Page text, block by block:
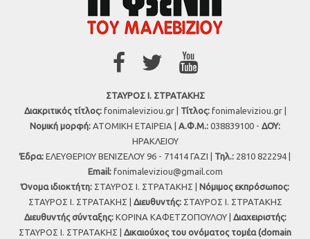
ΣΤΑΥΡΟΣ Ι. ΣΤΡΑΤΑΚΗΣ
Διακριτικός τίτλος:fonimaleviziou.gr | Τίτλος:fonimaleviziou.gr |
Νομική μορφή: ΑΤΟΜΙΚΗ ΕΤΑΙΡΕΙΑ | Α.Φ.Μ.: 038839100 - ΔΟΥ:
ΗΡΑΚΛΕΙΟΥ
Έδρα: ΕΛΕΥΘΕΡΙΟΥ ΒΕΝΙΖΕΛΟΥ 96 - 71414 ΓΑΖΙ | Τηλ.: 2810 822294 |
Εmail: fonimaleviziou@gmail.com
Όνομα ιδιοκτήτη: ΣΤΑΥΡΟΣ Ι. ΣΤΡΑΤΑΚΗΣ | Νόμιμος εκπρόσωπος:
ΣΤΑΥΡΟΣ Ι. ΣΤΡΑΤΑΚΗΣ | Διευθυντής:ΣΤΑΥΡΟΣ Ι. ΣΤΡΑΤΑΚΗΣ
Διευθυντής σύνταξης:ΚΟΡΙΝΑ ΚΑΦΕΤΖΟΠΟΥΛΟΥ | Διαχειριστής:
ΣΤΑΥΡΟΣ Ι. ΣΤΡΑΤΑΚΗΣ | Δικαιούχος του ονόματος τομέα (domain